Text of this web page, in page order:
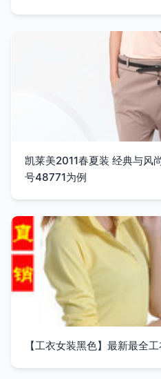
凯莱美2011春夏装 经典与
号48771为例
【工衣女装黑色】最新最全